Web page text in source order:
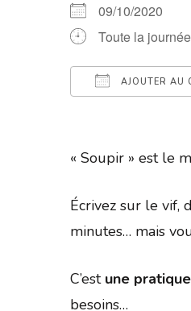
09/10/2020
Toute la journée
AJOUTER AU
« Soupir » est le
Écrivez sur le vif,
minutes… mais
C’est une
besoins…